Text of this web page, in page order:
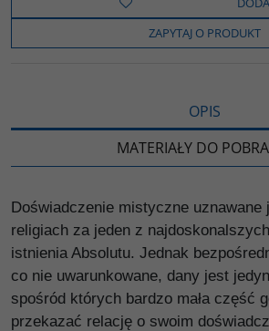
o
k
e
i
n
k
e
l
s
ZAPYTAJ O PRODUKT
OPIS
MATERIAŁY DO
Doświadczenie mistyczne uznawane
religiach za jeden z
istnienia Absolutu. Jednak
co nie uwarunkowane, dany jest
spośród których bardzo mała część
przekazać relację o swoim